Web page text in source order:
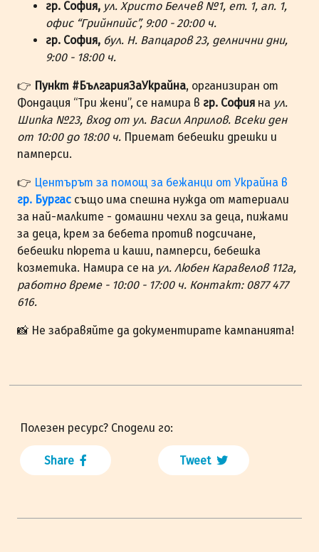
гр. София, ул. Христо Белчев №1, ет. 1, ап. 1,
офис “Грийнпийс”, 9:00 - 20:00 ч.
гр. София, бул. Н. Вапцаров 23, делнични дни,
9:00 - 18:00 ч.
👉 Пункт #БългарияЗаУкрайна, организиран от
Фондация “Три жени”, се намира в гр. София на ул.
Шипка №23, вход от ул. Васил Априлов. Всеки ден
от 10:00 до 18:00 ч. Приемат бебешки дрешки и
памперси.
👉 Центърът за помощ за бежанци от Украйна в
гр. Бургас също има спешна нужда от материали
за най-малките - домашни чехли за деца, пижами
за деца, крем за бебета против подсичане,
бебешки пюрета и каши, памперси, бебешка
козметика. Намира се на ул. Любен Каравелов 112а,
работно време - 10:00 - 17:00 ч. Контакт: 0877 477
616.
📸 Не забравяйте да документирате кампанията!
Полезен ресурс? Сподели го:
Share Tweet